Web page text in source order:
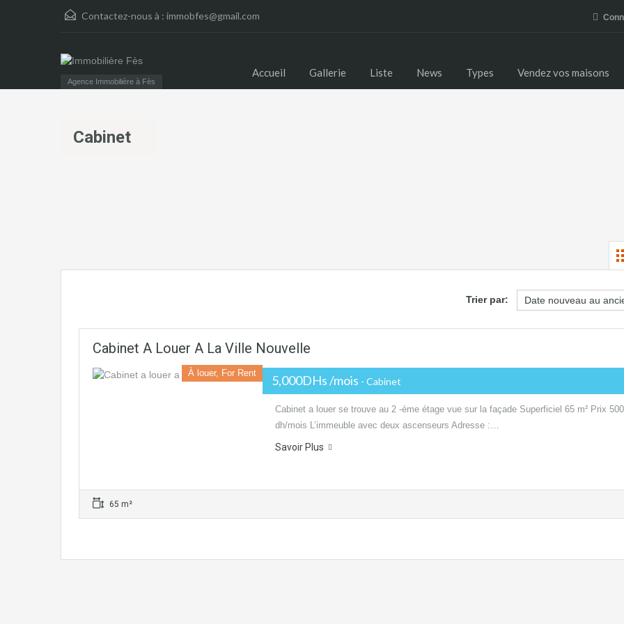
Contactez-nous à : immobfes@gmail.com
Agence Immobilière à Fès
Accueil Gallerie Liste News Types Vendez vos maisons
Cabinet
Trier par:
Cabinet A Louer A La Ville Nouvelle
À louer, For Rent 5,000DHs /mois - Cabinet
Cabinet a louer se trouve au 2 -ème étage vue sur la façade Superficiel 65 m² Prix
dh/mois L’immeuble avec deux ascenseurs Adresse :…
Savoir Plus
65 m²